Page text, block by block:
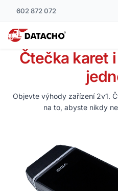
602 872 072
Čtečka karet
Objevte výhody zařízení 2v1.
na to, abyste nikdy